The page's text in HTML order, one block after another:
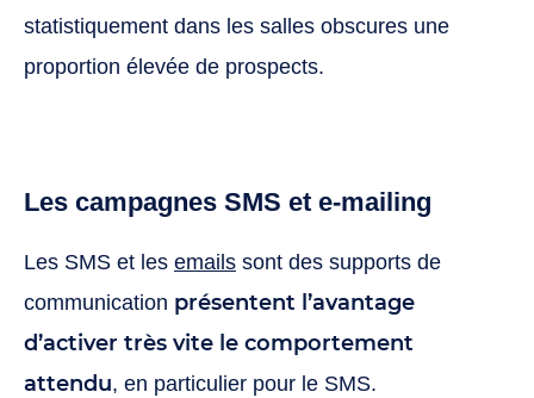
statistiquement dans les salles obscures une
proportion élevée de prospects.
Les campagnes SMS et e-mailing
Les SMS et les emails sont des supports de
communication présentent l’avantage
d’activer très vite le comportement
attendu, en particulier pour le SMS.